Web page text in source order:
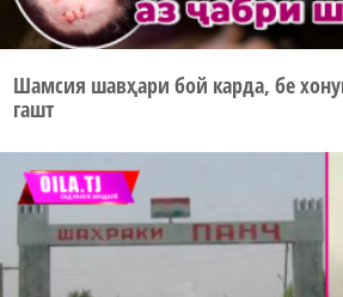
Шамсия шавҳари бой карда, бе
гашт